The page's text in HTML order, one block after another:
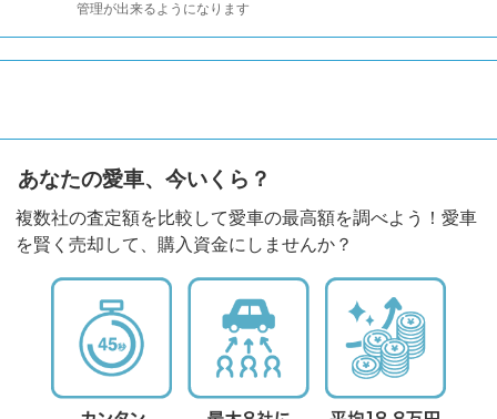
管理が出来るようになります
あなたの愛車、今いくら？
複数社の査定額を比較して愛車の最高額を調べよう！愛車
を賢く売却して、購入資金にしませんか？